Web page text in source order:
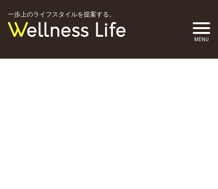
一歩上のライフスタイルを提案する。